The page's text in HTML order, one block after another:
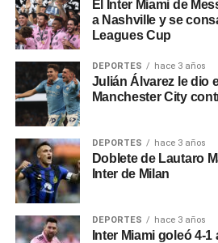
El Inter Miami de
a Nashville y se
Leagues Cup
DEPORTES hace 3 años
Julián Álvarez le dio
Manchester City
DEPORTES hace 3 años
Doblete de Lautaro
Inter de Milan
DEPORTES hace 3 años
Inter Miami goleó 4-